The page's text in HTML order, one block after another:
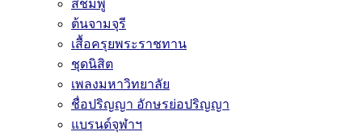
สีชมพู
ต้นจามจุรี
เสื้อครุยพระราชทาน
ชุดนิสิต
เพลงมหาวิทยาลัย
ชื่อปริญญา อักษรย่อปริญญา
แบรนด์จุฬาฯ